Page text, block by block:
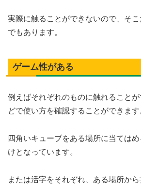
実際に触ることができないので、そ
でもあります。
ゲーム性がある
例えばそれぞれのものに触れること
どで使い方を確認することができます
四角いキューブをある場所に当ては
けとなっています。
または活字をそれぞれ、ある場所か